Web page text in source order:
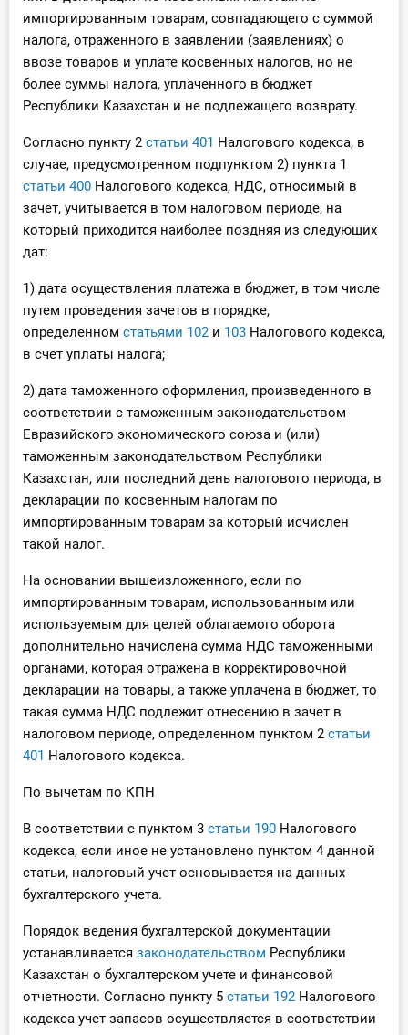
импортированным товарам, совпадающего с суммой
налога, отраженного в заявлении (заявлениях) о
ввозе товаров и уплате косвенных налогов, но не
более суммы налога, уплаченного в бюджет
Республики Казахстан и не подлежащего возврату.
Согласно пункту 2 статьи 401 Налогового кодекса, в
случае, предусмотренном подпунктом 2) пункта 1
статьи 400 Налогового кодекса, НДС, относимый в
зачет, учитывается в том налоговом периоде, на
который приходится наиболее поздняя из следующих
дат:
1) дата осуществления платежа в бюджет, в том числе
путем проведения зачетов в порядке,
определенном статьями 102 и 103 Налогового кодекса,
в счет уплаты налога;
2) дата таможенного оформления, произведенного в
соответствии с таможенным законодательством
Евразийского экономического союза и (или)
таможенным законодательством Республики
Казахстан, или последний день налогового периода, в
декларации по косвенным налогам по
импортированным товарам за который исчислен
такой налог.
На основании вышеизложенного, если по
импортированным товарам, использованным или
используемым для целей облагаемого оборота
дополнительно начислена сумма НДС таможенными
органами, которая отражена в корректировочной
декларации на товары, а также уплачена в бюджет, то
такая сумма НДС подлежит отнесению в зачет в
налоговом периоде, определенном пунктом 2 статьи
401 Налогового кодекса.
По вычетам по КПН
В соответствии с пунктом 3 статьи 190 Налогового
кодекса, если иное не установлено пунктом 4 данной
статьи, налоговый учет основывается на данных
бухгалтерского учета.
Порядок ведения бухгалтерской документации
устанавливается законодательством Республики
Казахстан о бухгалтерском учете и финансовой
отчетности. Согласно пункту 5 статьи 192 Налогового
кодекса учет запасов осуществляется в соответствии